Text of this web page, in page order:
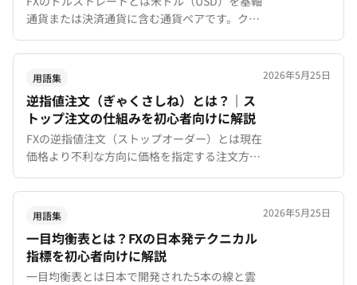
通貨または決済通貨に含む通貨ペアです。クロ
ス円との違い、主要ドルストレートの特徴、ト
レードでの使い分けを初心者向けに解説。
用語集
逆指値注文（ぎゃくさしね）とは？｜ス
トップ注文の仕組みを初心者向けに解説
FXの逆指値注文（ストップオーダー）とは現在
価格より不利な方向に価格を指定する注文方法
です。損切りやブレイクアウト狙いでの活用
法、MT4/MT5での設定手順を初心者向けに解
説。
2026年5月25日
用語集
一目均衡表とは？FXの日本発テクニカル
指標を初心者向けに解説
一目均衡表とは日本で開発された5本の線と雲
2026年5月25日